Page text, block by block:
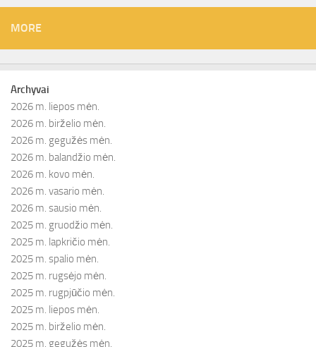
MORE
Archyvai
2026 m. liepos mėn.
2026 m. birželio mėn.
2026 m. gegužės mėn.
2026 m. balandžio mėn.
2026 m. kovo mėn.
2026 m. vasario mėn.
2026 m. sausio mėn.
2025 m. gruodžio mėn.
2025 m. lapkričio mėn.
2025 m. spalio mėn.
2025 m. rugsėjo mėn.
2025 m. rugpjūčio mėn.
2025 m. liepos mėn.
2025 m. birželio mėn.
2025 m. gegužės mėn.